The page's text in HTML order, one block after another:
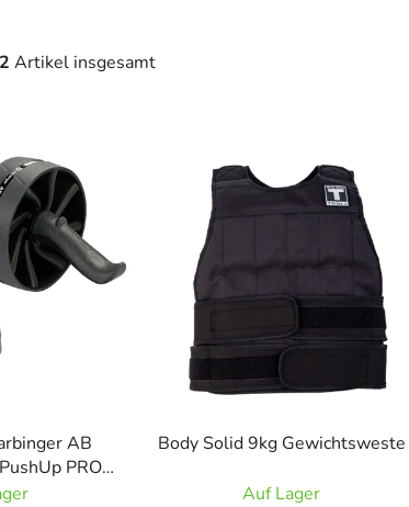
Artikel insgesamt
AB
PRO
Body Solid 9kg Gewichtsweste
Auf Lager